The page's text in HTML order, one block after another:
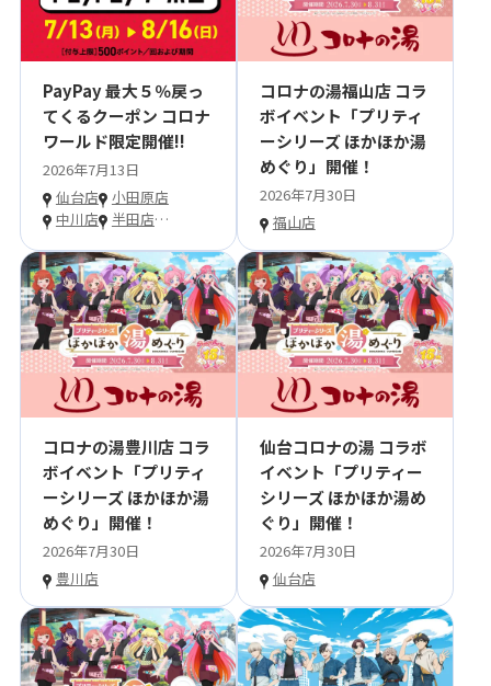
PayPay 最大５％戻っ
てくるクーポン コロナ
ワールド限定開催!!
2026年7月13日
仙台店
小田原店
中川店
半田店…
コロナの湯福山店 コラ
ボイベント「プリティ
ーシリーズ ほかほか湯
めぐり」開催！
2026年7月30日
福山店
コロナの湯豊川店 コラ
ボイベント「プリティ
ーシリーズ ほかほか湯
めぐり」開催！
2026年7月30日
豊川店
仙台コロナの湯 コラボ
イベント「プリティー
シリーズ ほかほか湯め
ぐり」開催！
2026年7月30日
仙台店